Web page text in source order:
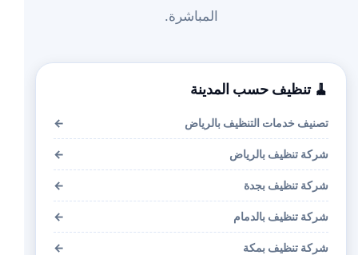
المباشرة.
🧹 تنظيف حسب المدينة
تصنيف خدمات التنظيف بالرياض ←
شركة تنظيف بالرياض ←
شركة تنظيف بجدة ←
شركة تنظيف بالدمام ←
شركة تنظيف بمكة ←